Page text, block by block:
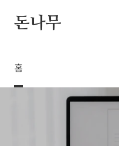
돈나무
홈